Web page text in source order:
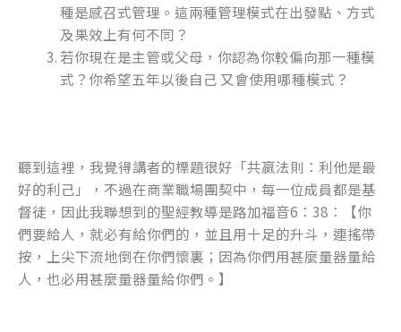
種是感召式管理。這兩種管理模式在出發點、方式
及果效上有何不同？
若你現在是主管或父母，你認為你較偏向那一種模
式？你希望五年以後自己 又會使用哪種模式？
聽到這裡，我覺得講者的標題很好「共贏法則：利他是最
好的利己」，不過在商業職場團契中，每一位成員都是基
督徒，因此我聯想到的聖經教導是路加福音6：38：【你
們要給人，就必有給你們的，並且用十足的升斗，連搖帶
按，上尖下流地倒在你們懷裏；因為你們用甚麼量器量給
人，也必用甚麼量器量給你們。】